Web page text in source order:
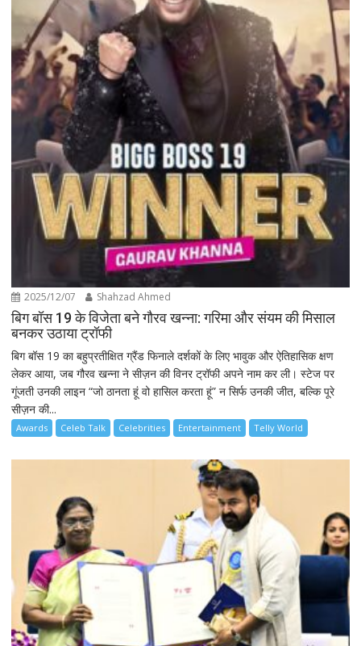
2025/12/07 Shahzad Ahmed
बिग बॉस 19 के विजेता बने गौरव खन्ना: गरिमा और संयम की मिसाल
बनकर उठाया ट्रॉफी
बिग बॉस 19 का बहुप्रतीक्षित ग्रैंड फिनाले दर्शकों के लिए भावुक और ऐतिहासिक क्षण
लेकर आया, जब गौरव खन्ना ने सीज़न की विनर ट्रॉफी अपने नाम कर ली। स्टेज पर
गूंजती उनकी लाइन “जो ठानता हूं वो हासिल करता हूं” न सिर्फ उनकी जीत, बल्कि पूरे
सीज़न की...
Awards Celeb Talk Celebrities Entertainment Telly World